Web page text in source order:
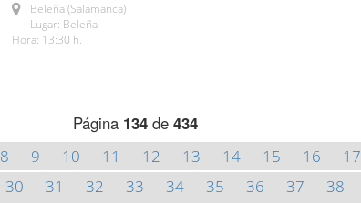
Beleña (Salamanca)
Lugar: Beleña
Hora: 13:30 h.
Página 134de 434
8 9 10 11 12 13 14 15 16 17
30 31 32 33 34 35 36 37 38